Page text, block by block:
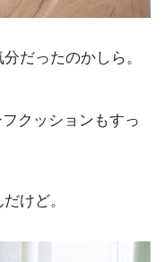
だったのかしら。
クッションもすっ
けど。